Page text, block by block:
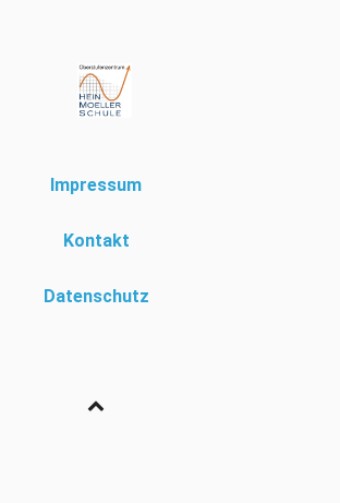
Impressum
Kontakt
Datenschutz